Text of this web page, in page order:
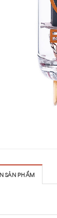
SẢN PHẨM